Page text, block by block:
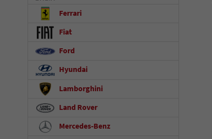
Ferrari
Fiat
Ford
Hyundai
Lamborghini
Land Rover
Mercedes-Benz